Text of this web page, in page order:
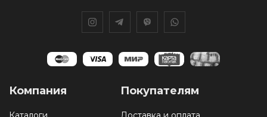
Классика. Модели на 4 ножках с деревянным
каркасом, с высокой спинкой и мягкой обивкой
из велюра – выбор тех, кто ценит свободное
в исполнении.
металлический, обработан глянцевым или
Компания Покупателям